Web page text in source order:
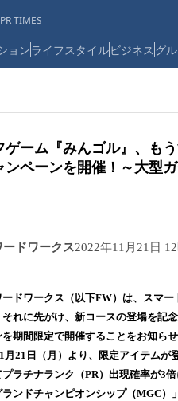
TIMES
ョンライフスタイルビジネス グ
ゲーム『みんゴル』、も
ンペーンを開催！～大型
ドワークス2022年11月21日
ドワークス（以下FW）は、スマ
れに先がけ、新コースの登場を記
期間限定で開催することをお知らせ
21日（月）より、限定アイテムが
ラチナランク（PR）出現確率が3
ンドチャンピオンシップ（MGC）